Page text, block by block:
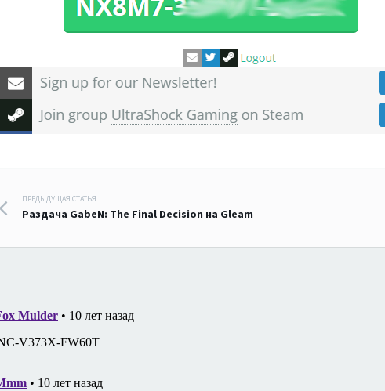
Навигация
ПРЕДЫДУЩАЯ СТАТЬЯ
Раздача GabeN: The Final Decision на Gleam